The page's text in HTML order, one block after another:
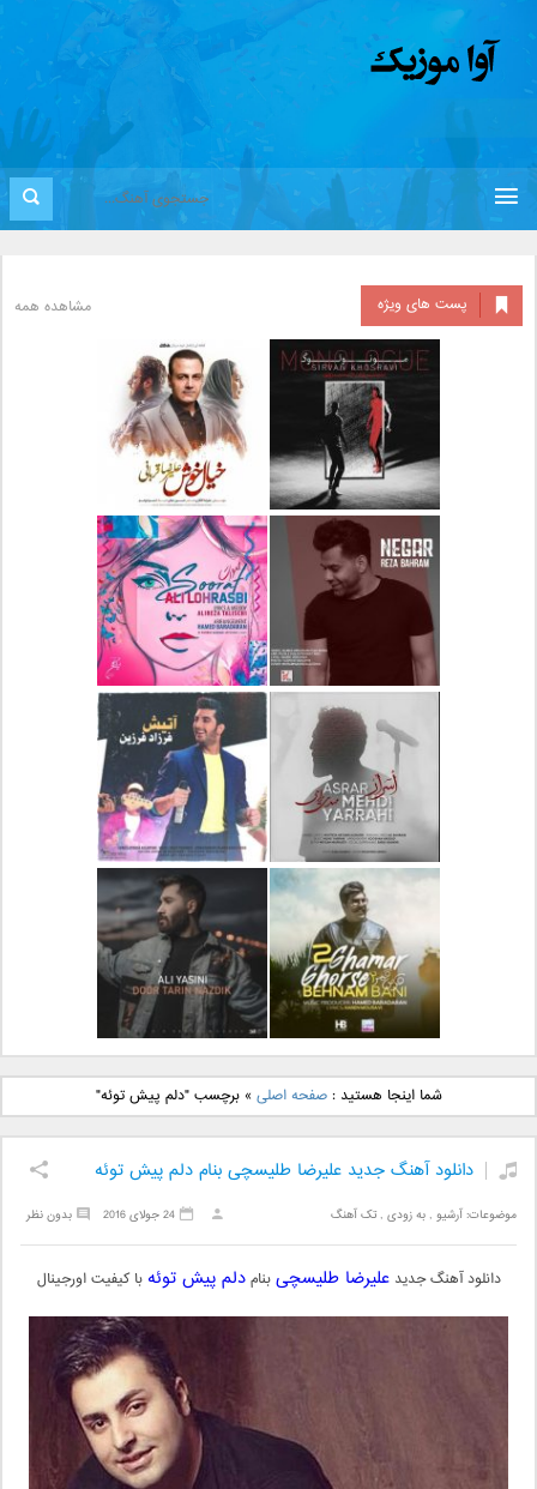
پست های ویژه مشاهده همه
دانلود آلبوم جدید سیروان
خسروی بنام مونولوگ
دانلود آهنگ جدید علیرضا
قربانی بنام خیال خوش
دانلود آهنگ جدید رضا
بهرام بنام نگار
دانلود آهنگ جدید علی
لهراسبی بنام صورت
دانلود آهنگ جدید مهدی
یراحی بنام اسرار
دانلود آهنگ جدید فرزاد
فرزین بنام آتیش
دانلود آهنگ جدید بهنام
بانی بنام قرص قمر 2
دانلود آهنگ جدید علی
یاسینی بنام دورترین نزدیک
شما اینجا هستید :صفحه اصلی »برچسب "دلم پیش توئه"
دانلود آهنگ جدید علیرضا طلیسچی بنام دلم پیش توئه
موضوعات:آرشیو ,به زودی ,تک آهنگ بدون نظر 24 جولای 2016
دانلود آهنگ جدیدعلیرضا طلیسچیبنامدلم پیش توئهبا کیفیت اورجینال